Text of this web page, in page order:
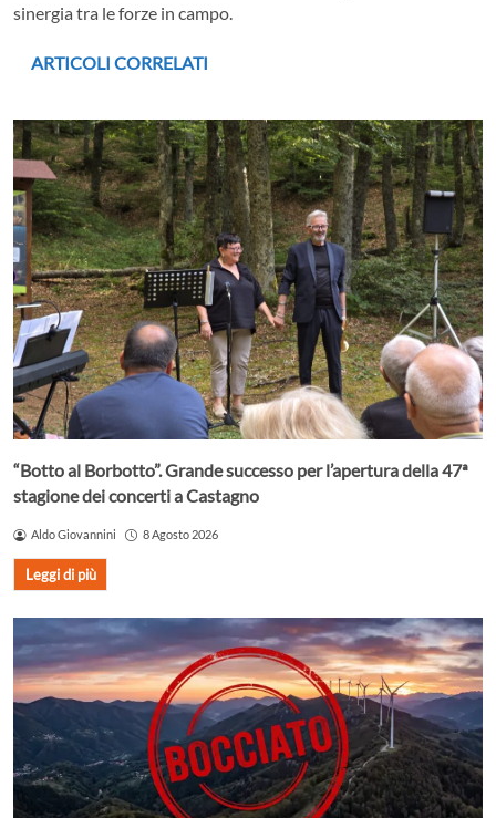
sinergia tra le forze in campo.
ARTICOLI CORRELATI
“Botto al Borbotto”. Grande successo per l’apertura della 47ª
stagione dei concerti a Castagno
Aldo Giovannini 8 Agosto 2026
Leggi di più